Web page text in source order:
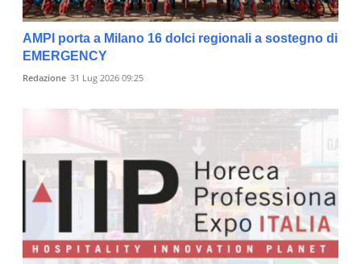
AMPI porta a Milano 16 dolci regionali a sostegno di
EMERGENCY
Redazione 31 Lug 2026 09:25